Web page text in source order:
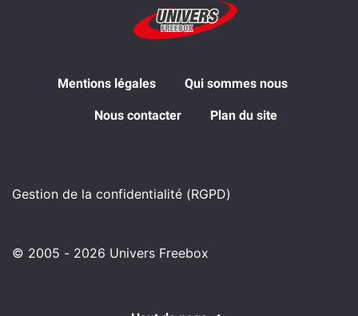
Mentions légales Qui sommes nous
Nous contacter Plan du site
Gestion de la confidentialité (RGPD)
© 2005 - 2026 Univers Freebox